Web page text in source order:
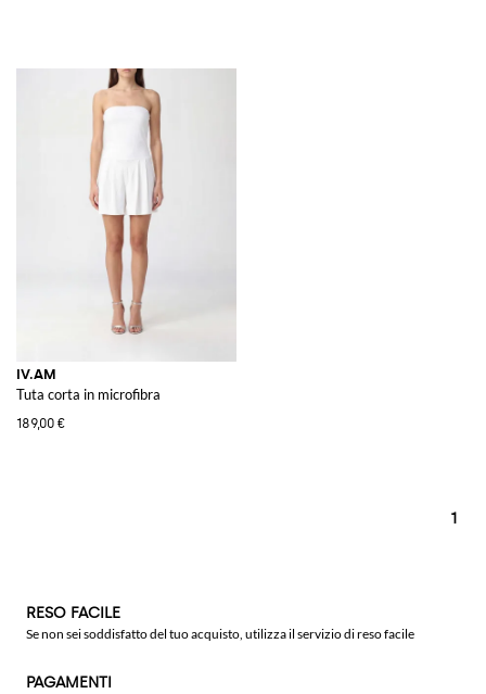
IV.AM
Tuta corta in microfibra
189,00 €
1
RESO FACILE
Se non sei soddisfatto del tuo acquisto, utilizza il servizio di reso facile
PAGAMENTI